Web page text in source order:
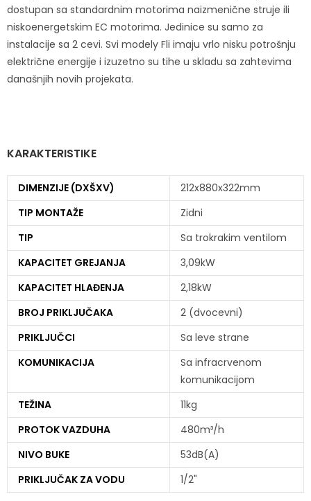
dostupan sa standardnim motorima naizmenične struje ili
niskoenergetskim EC motorima. Jedinice su samo za
instalacije sa 2 cevi. Svi modely Fli imaju vrlo nisku potrošnju
električne energije i izuzetno su tihe u skladu sa zahtevima
današnjih novih projekata.
KARAKTERISTIKE
DIMENZIJE (DXŠXV)
212x880x322mm
TIP MONTAŽE
Zidni
TIP
Sa trokrakim ventilom
KAPACITET GREJANJA
3,09kW
KAPACITET HLAĐENJA
2,18kW
BROJ PRIKLJUČAKA
2 (dvocevni)
PRIKLJUČCI
Sa leve strane
KOMUNIKACIJA
Sa infracrvenom
komunikacijom
TEŽINA
11kg
PROTOK VAZDUHA
480m³/h
NIVO BUKE
53dB(A)
PRIKLJUČAK ZA VODU
1/2"